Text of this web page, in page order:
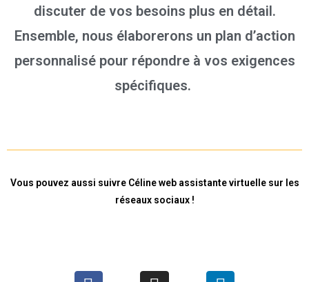
discuter de vos besoins plus en détail.
Ensemble, nous élaborerons un plan d’action
personnalisé pour répondre à vos exigences
spécifiques.
Vous pouvez aussi suivre Céline web assistante virtuelle sur les
réseaux sociaux !